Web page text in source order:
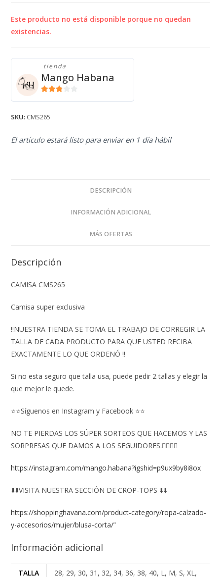
Este producto no está disponible porque no quedan
existencias.
tienda
Mango Habana
SKU: CMS265
El artículo estará listo para enviar en 1 día hábil
DESCRIPCIÓN
INFORMACIÓN ADICIONAL
MÁS OFERTAS
Descripción
CAMISA CMS265
Camisa super exclusiva
‼️NUESTRA TIENDA SE TOMA EL TRABAJO DE CORREGIR LA
TALLA DE CADA PRODUCTO PARA QUE USTED RECIBA
EXACTAMENTE LO QUE ORDENÓ ‼️
Si no esta seguro que talla usa, puede pedir 2 tallas y elegir la
que mejor le quede.
⭐⭐Síguenos en Instagram y Facebook ⭐⭐
NO TE PIERDAS LOS SÚPER SORTEOS QUE HACEMOS Y LAS
SORPRESAS QUE DAMOS A LOS SEGUIDORES.👇🏻👇🏻
https://instagram.com/mango.habana?igshid=p9ux9by8i8ox
⬇️⬇️VISITA NUESTRA SECCIÓN DE CROP-TOPS ⬇️⬇️
https://shoppinghavana.com/product-category/ropa-calzado-
y-accesorios/mujer/blusa-corta/”
Información adicional
TALLA 28, 29, 30, 31, 32, 34, 36, 38, 40, L, M, S, XL,